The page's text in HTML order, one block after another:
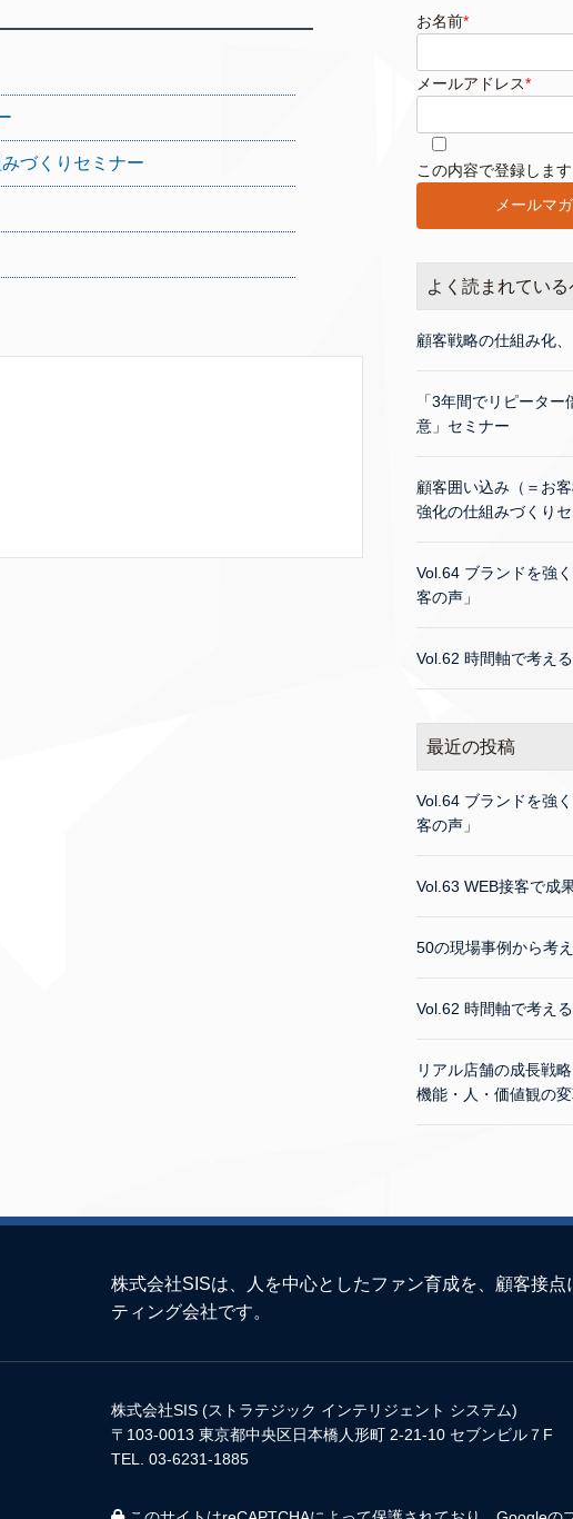
づくりセミナー
お名前*
メールアドレス*
このフィールドは空
この内容で登録します
よく読まれている
顧客戦略の仕組み化
「3年間でリピータ
意」セミナー
顧客囲い込み（＝お
強化の仕組みづくり
Vol.64 ブランドを強
客の声」
Vol.62 時間軸で考え
最近の投稿
Vol.64 ブランドを強
客の声」
Vol.63 WEB接客で成
50の現場事例から考
Vol.62 時間軸で考え
リアル店舗の成長戦
機能・人・価値観の変
株式会社SISは、人を中心としたファン育成を、顧客接
ティング会社です。
株式会社SIS (ストラテジック インテリジェント システム)
〒103-0013 東京都中央区日本橋人形町 2-21-10 セブンビル７F
TEL. 03-6231-1885